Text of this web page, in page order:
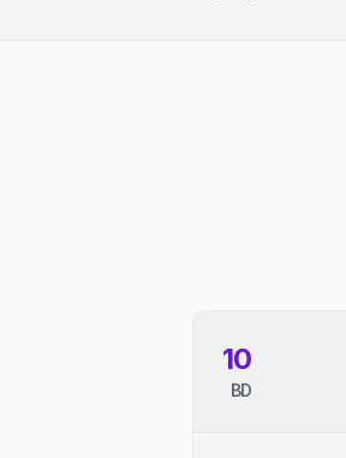
10
BD